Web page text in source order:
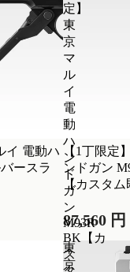
イ 電動ハ
ースラ
定】
東
京
マ
ル
イ
電
動
ハ
ン
ド
ガ
ン
M93R
BK【カ
ス
【1丁限定
ンドガン
【カスタム
87,560 円
東
京